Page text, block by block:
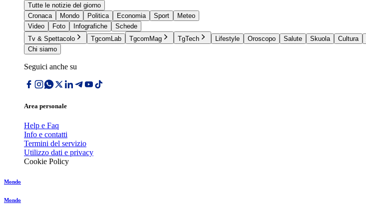
Tutte le notizie del giorno
Cronaca
Mondo Politica Economia Sport
Meteo
Video
Foto Infografiche
Schede
Tv & Spettacolo
TgcomLab TgcomMag TgTech Lifestyle Oroscopo Salute Skuola Cultura
Chi siamo
Seguici anche su
Area personale
Help e Faq
Info e contatti
Termini del servizio
Utilizzo dati e privacy
Cookie Policy
Mondo
Mondo